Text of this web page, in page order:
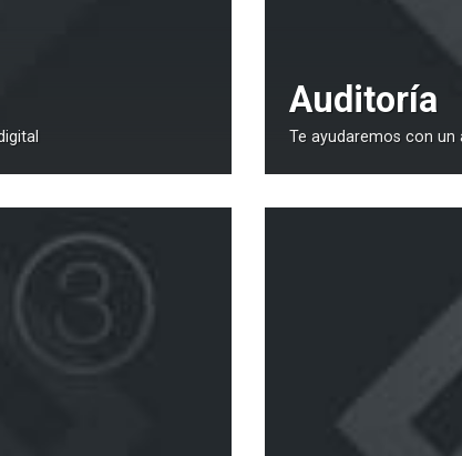
Auditoría
Te ayudaremos con un